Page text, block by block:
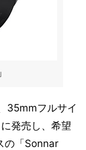
35mmフルサイ
発売し、希望
の「Sonnar